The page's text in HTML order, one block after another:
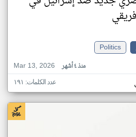
Politics
Mar 13, 2026
منذ ٤ أشهر
عدد الكلمات: ١٩١